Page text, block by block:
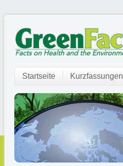
Startseite Kurzfassungen